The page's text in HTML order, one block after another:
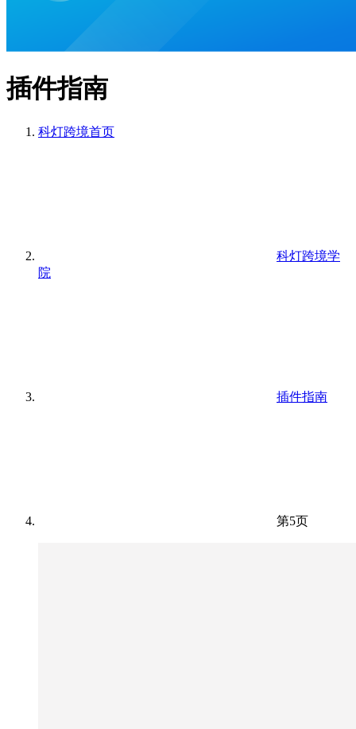
插件指南
科灯跨境首页
科灯跨境学
院
插件指南
第5页